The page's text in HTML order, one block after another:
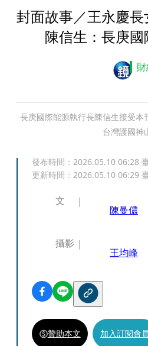
封面故事／王永慶
陳信生：長庚
長庚國際能源執行長陳信生接受
台灣護國神
發布時間： 2026.05.10 06:28
更新時間： 2026.05.10 06:29
文
陳曼儂
攝影
王均峰
贊助本文 加入訂閱會員